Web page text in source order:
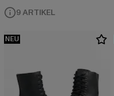
9 ARTIKEL
NEU